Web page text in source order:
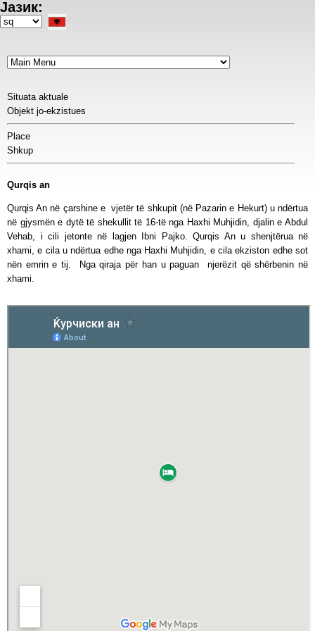
Skip
to
Јазик:
Select
Situata aktuale
Objekt jo-ekzistues
Place
Shkup
Qurqis an
Qurqis An në çarshine e vjetër të shkupit (në Pazarin e Hekurt) u ndërtua
në gjysmën e dytë të shekullit të 16-të nga Haxhi Muhjidin, djalin e Abdul
Vehab, i cili jetonte në lagjen Ibni Pajko. Qurqis An u shenjtërua në
xhami, e cila u ndërtua edhe nga Haxhi Muhjidin, e cila ekziston edhe sot
nën emrin e tij. Nga qiraja për han u paguan njerëzit që shërbenin në
xhami.